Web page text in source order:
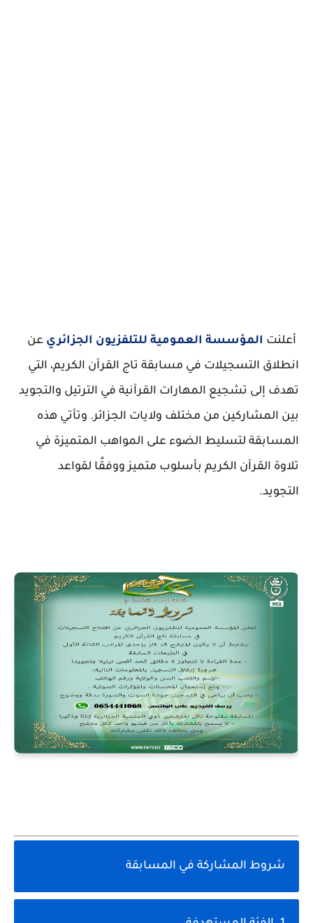
أعلنت المؤسسة العمومية للتلفزيون الجزائري عن
انطلاق التسجيلات في مسابقة تاج القرآن الكريم، التي
تهدف إلى تشجيع المهارات القرآنية في الترتيل والتجويد
بين المشاركين من مختلف ولايات الجزائر. وتأتي هذه
المسابقة لتسليط الضوء على المواهب المتميزة في
تلاوة القرآن الكريم بأسلوب متميز ووفقًا لقواعد
التجويد.
شروط المشاركة في المسابقة